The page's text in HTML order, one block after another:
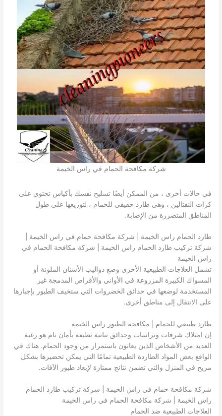
شركة مكافحة الحمام في راس الخيمة
في حالات أخرى ، من الممكن أيضًا تسليح نفسك بأكياس تحتوي على
كرات النفتالين ، وهي طارد حقيقي للحمام ، لتوزيعها على طول
المناطق المتضررة من الإصابة.
طارد الحمام راس الخيمة | شركة مكافحة حمام في راس الخيمة |
شركة تركيب طارد الحمام راس الخيمة | شركة مكافحة الحمام في
راس الخيمة
تشمل العلاجات الطبيعية الأخرى وضع دواليب الأسنان الملونة أو
المسواك الكبيرة المزروعة في الأواني والأقراص المدمجة غير
المستخدمة لوضعها في حدائق الخضروات التي ستخيف الطيور بإجبارها
على الانتقال إلى مناطق أخرى.
طارد طبيعي للحمام | مكافحة الطيور راس الخيمة
إن امتلاك شرفات وتراسات وحدائق نباتية نظيفة بأمان تام هو رغبة
العديد من الأشخاص الذين يعانون باستمرار من وجود الحمام. هناك في
الواقع بعض المواد الطاردة الطبيعية تمامًا التي يمكن تحضيرها بشكل
مريح في المنزل والتي تضمن نتائج ممتازة لإبعاد طيور الآفات.
شركة مكافحة حمام في راس الخيمة | شركة تركيب طارد الحمام
راس الخيمة | شركة مكافحة الحمام في راس الخيمة
العلاجات الطبيعية ضد الحمام